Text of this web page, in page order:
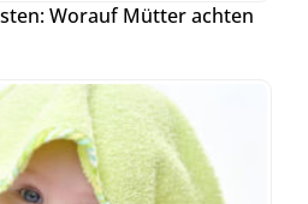
Worauf Mütter achten